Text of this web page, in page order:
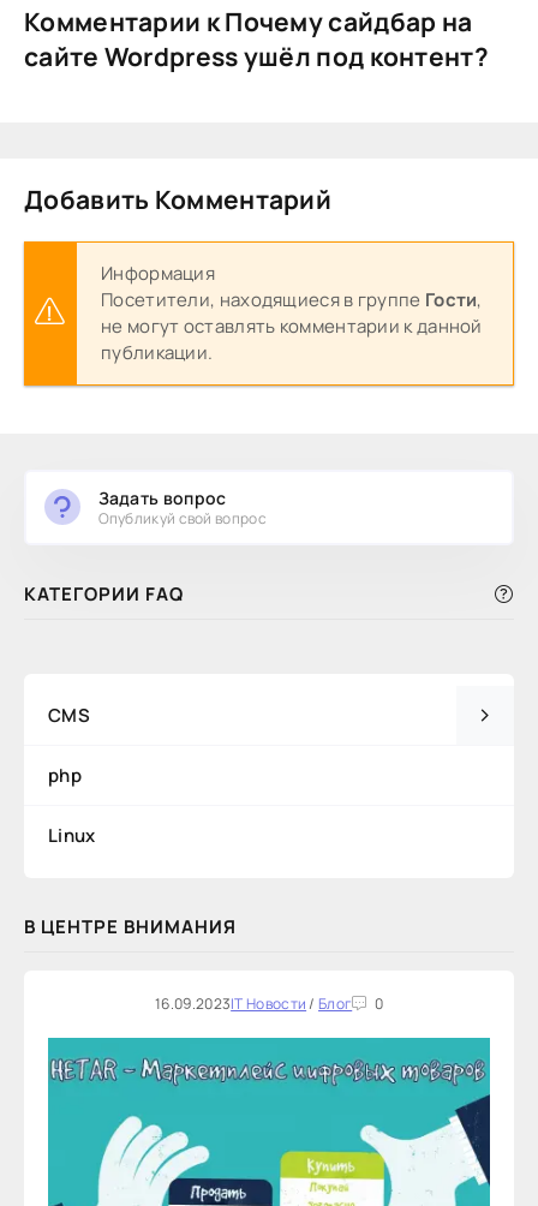
Задать вопрос
Опубликуй свой вопрос
КАТЕГОРИИ FAQ
CMS
php
Linux
В ЦЕНТРЕ ВНИМАНИЯ
16.09.2023IT Новости/Блог 0
Комментарии к Почему сайдбар на
сайте Wordpress ушёл под контент?
Добавить Комментарий
Информация
Посетители, находящиеся в группе Гости,
не могут оставлять комментарии к данной
публикации.